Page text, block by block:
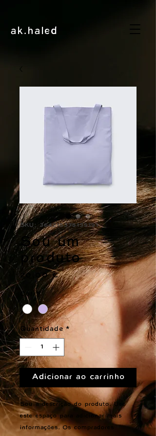
ak.haled
SKU: 364215375135191
Sou um
produto
20,00 €Preço
Cor *
Quantidade *
Adicionar ao carrinho
Sou a descrição do produto. Use
este espaço para adicionar mais
informações. Os compradores